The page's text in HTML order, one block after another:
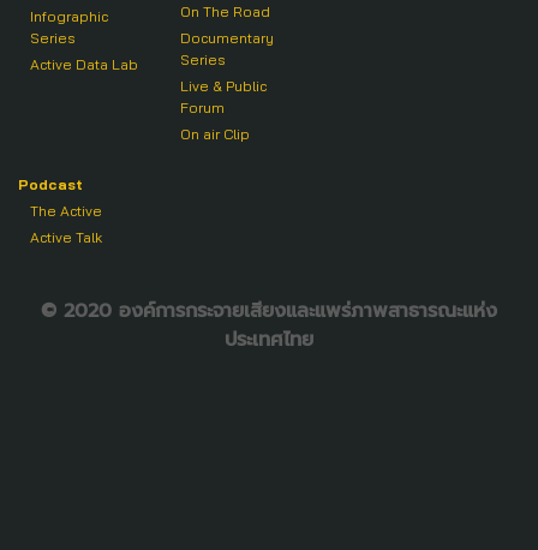
Infographic
Series
Active Data Lab
On The Road
Documentary
Series
Live & Public
Forum
On air Clip
Podcast
The Active
Active Talk
© 2020 องค์การกระจายเสียงและแพร่ภาพสาธารณะแห่ง
ประเทศไทย